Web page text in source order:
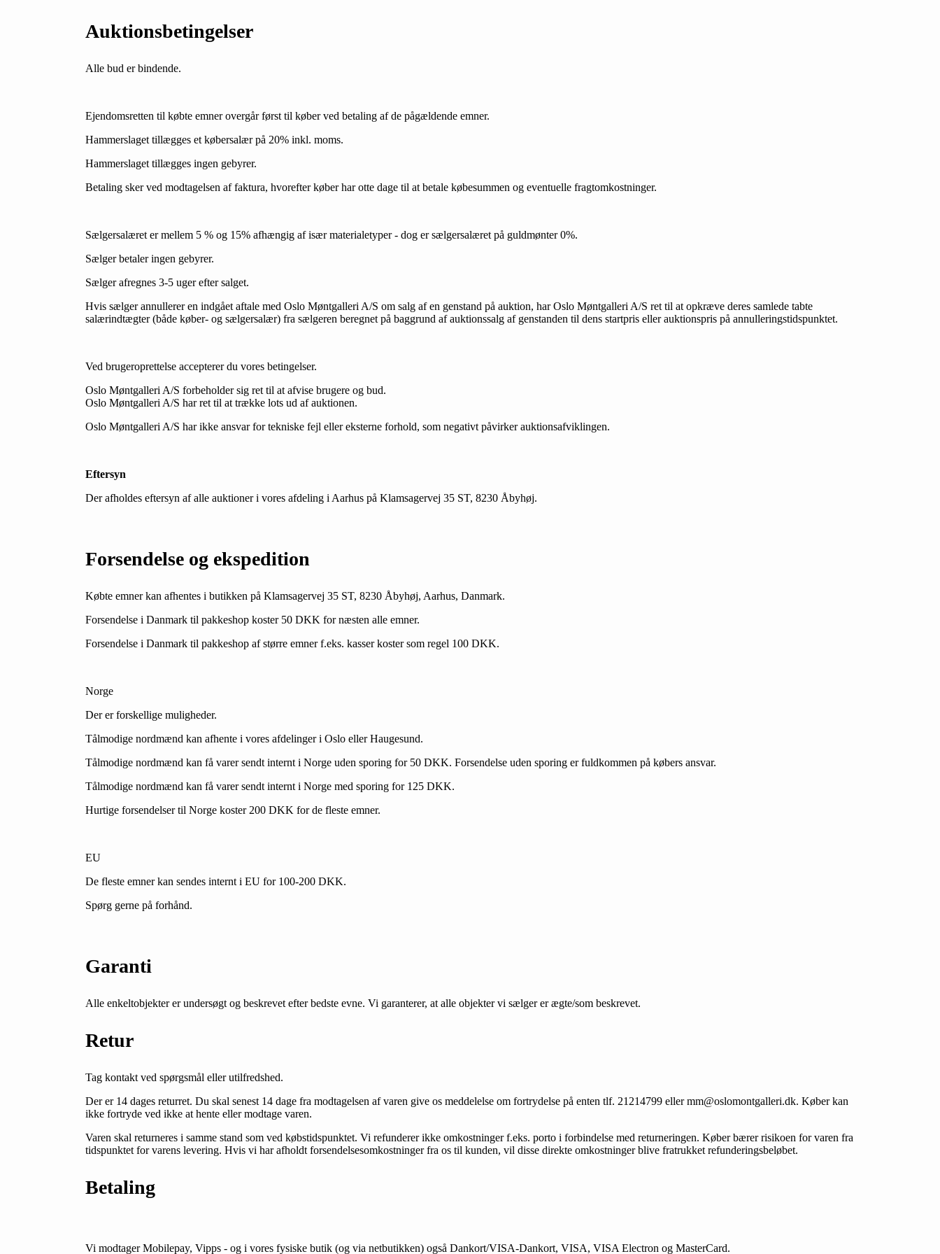
Auktionsbetingelser
Alle bud er bindende.
Ejendomsretten til købte emner overgår først til køber ved betaling af de pågældende emner.
Hammerslaget tillægges et købersalær på 20% inkl. moms.
Hammerslaget tillægges ingen gebyrer.
Betaling sker ved modtagelsen af faktura, hvorefter køber har otte dage til at betale købesummen og eventuelle fragtomkostninger.
Sælgersalæret er mellem 5 % og 15% afhængig af især materialetyper - dog er sælgersalæret på guldmønter 0%.
Sælger betaler ingen gebyrer.
Sælger afregnes 3-5 uger efter salget.
Hvis sælger annullerer en indgået aftale med Oslo Møntgalleri A/S om salg af en genstand på auktion, har Oslo Møntgalleri A/S ret til at opkræve deres samlede tabte
salærindtægter (både køber- og sælgersalær) fra sælgeren beregnet på baggrund af auktionssalg af genstanden til dens startpris eller auktionspris på annulleringstidspunktet.
Ved brugeroprettelse accepterer du vores betingelser.
Oslo Møntgalleri A/S forbeholder sig ret til at afvise brugere og bud.
Oslo Møntgalleri A/S har ret til at trække lots ud af auktionen.
Oslo Møntgalleri A/S har ikke ansvar for tekniske fejl eller eksterne forhold, som negativt påvirker auktionsafviklingen.
Eftersyn
Der afholdes eftersyn af alle auktioner i vores afdeling i Aarhus på Klamsagervej 35 ST, 8230 Åbyhøj.
Forsendelse og ekspedition
Købte emner kan afhentes i butikken på Klamsagervej 35 ST, 8230 Åbyhøj, Aarhus, Danmark.
Forsendelse i Danmark til pakkeshop koster 50 DKK for næsten alle emner.
Forsendelse i Danmark til pakkeshop af større emner f.eks. kasser koster som regel 100 DKK.
Norge
Der er forskellige muligheder.
Tålmodige nordmænd kan afhente i vores afdelinger i Oslo eller Haugesund.
Tålmodige nordmænd kan få varer sendt internt i Norge uden sporing for 50 DKK. Forsendelse uden sporing er fuldkommen på købers ansvar.
Tålmodige nordmænd kan få varer sendt internt i Norge med sporing for 125 DKK.
Hurtige forsendelser til Norge koster 200 DKK for de fleste emner.
EU
De fleste emner kan sendes internt i EU for 100-200 DKK.
Spørg gerne på forhånd.
Garanti
Alle enkeltobjekter er undersøgt og beskrevet efter bedste evne. Vi garanterer, at alle objekter vi sælger er ægte/som beskrevet.
Retur
Tag kontakt ved spørgsmål eller utilfredshed.
Der er 14 dages returret. Du skal senest 14 dage fra modtagelsen af varen give os meddelelse om fortrydelse på enten tlf. 21214799 eller mm@oslomontgalleri.dk. Køber kan
ikke fortryde ved ikke at hente eller modtage varen.
Varen skal returneres i samme stand som ved købstidspunktet. Vi refunderer ikke omkostninger f.eks. porto i forbindelse med returneringen. Køber bærer risikoen for varen fra
tidspunktet for varens levering. Hvis vi har afholdt forsendelsesomkostninger fra os til kunden, vil disse direkte omkostninger blive fratrukket refunderingsbeløbet.
Betaling
Vi modtager Mobilepay, Vipps - og i vores fysiske butik (og via netbutikken) også Dankort/VISA-Dankort, VISA, VISA Electron og MasterCard.